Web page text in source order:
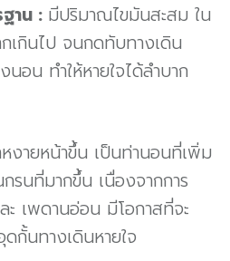
าน : มีปริมาณไขมันสะสม ใน
เกินไป จนกดทับทางเดิน
นอน ทำให้หายใจได้ลำบาก
งายหน้าขึ้น เป็นท่านอนที่เพิ่ม
กรนที่มากขึ้น เนื่องจากการ
ะ เพดานอ่อน มีโอกาสที่จะ
กั้นทางเดินหายใจ